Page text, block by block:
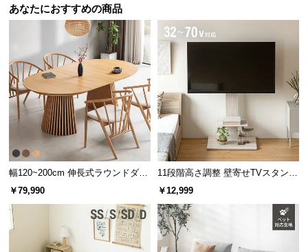
あなたにおすすめの商品
幅120~200cm 伸長式ラウンドダイ
ニングテーブル 6人掛け 天然木突
板 美しい格子デザイン
￥79,990
11段階高さ調整 壁寄せTVスタンド
キャスター付き 上下左右角度調節
￥12,999